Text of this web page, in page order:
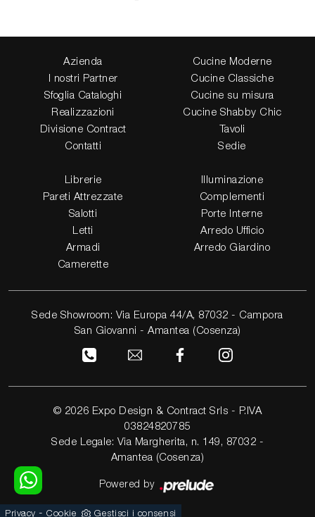
Azienda
I nostri Partner
Sfoglia Cataloghi
Realizzazioni
Divisione Contract
Contatti
Cucine Moderne
Cucine Classiche
Cucine su misura
Cucine Shabby Chic
Tavoli
Sedie
Librerie
Pareti Attrezzate
Salotti
Letti
Armadi
Camerette
Illuminazione
Complementi
Porte Interne
Arredo Ufficio
Arredo Giardino
Sede Showroom: Via Europa 44/A, 87032 - Campora
San Giovanni - Amantea (Cosenza)
© 2026 Expo Design & Contract Srls - P.IVA
03824820785
Sede Legale: Via Margherita, n. 149, 87032 -
Amantea (Cosenza)
Powered by
Privacy - Cookie Gestisci i consensi